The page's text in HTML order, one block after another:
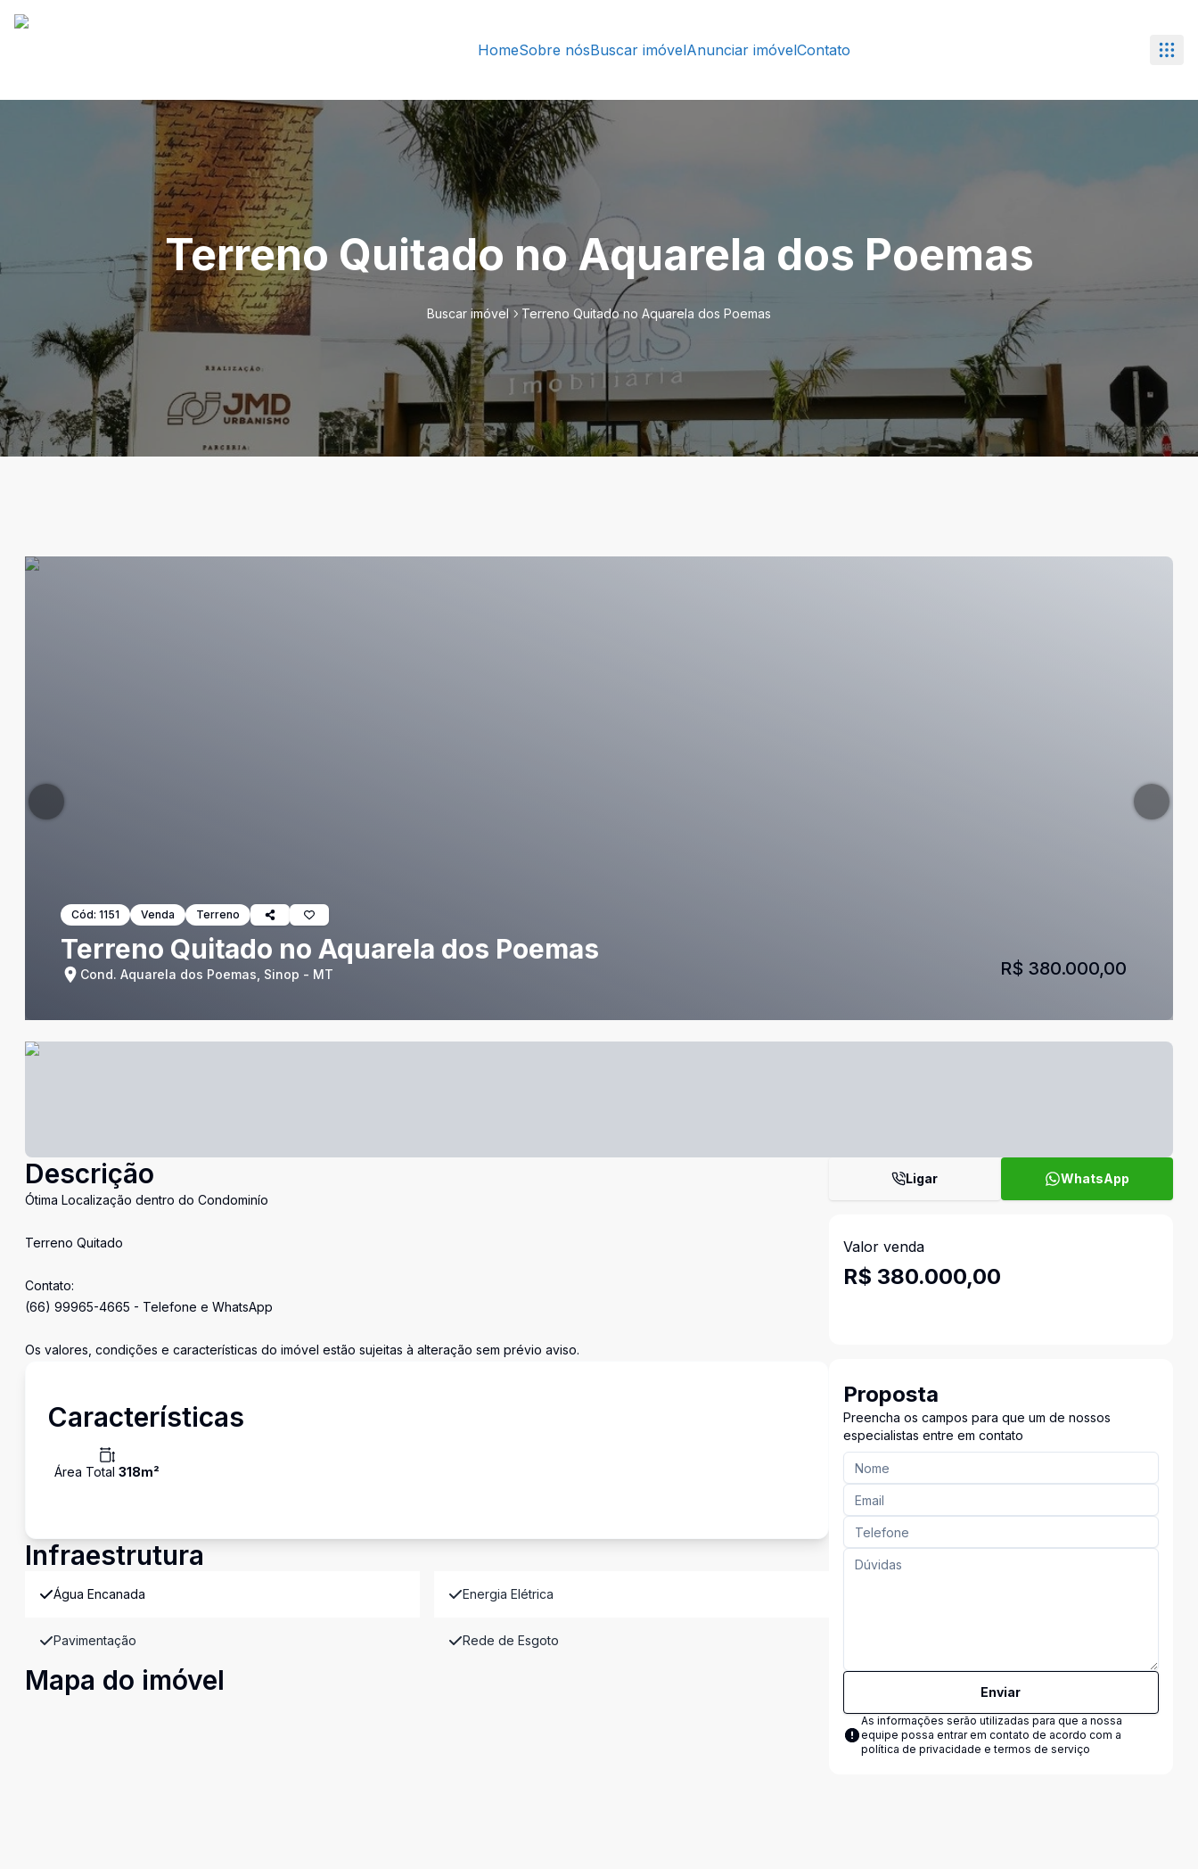
HomeSobre nósBuscar imóvelAnunciar imóvelContato
Terreno Quitado no Aquarela dos Poemas
Buscar imóvel Terreno Quitado no Aquarela dos Poemas
Cód: 1151 Venda Terreno
Terreno Quitado no Aquarela dos Poemas
Cond. Aquarela dos Poemas, Sinop - MT R$ 380.000,00
Descrição
Ótima Localização dentro do Condominío
Terreno Quitado
Contato:
(66) 99965-4665 - Telefone e WhatsApp
Os valores, condições e características do imóvel estão sujeitas à alteração sem prévio aviso.
Características
Área Total 318m²
Infraestrutura
Água Encanada Energia Elétrica
Pavimentação Rede de Esgoto
Mapa do imóvel
Ligar WhatsApp
Valor venda
R$ 380.000,00
Proposta
Preencha os campos para que um de nossos
especialistas entre em contato
Enviar
As informações serão utilizadas para que a nossa
equipe possa entrar em contato de acordo com a
política de privacidade e termos de serviço